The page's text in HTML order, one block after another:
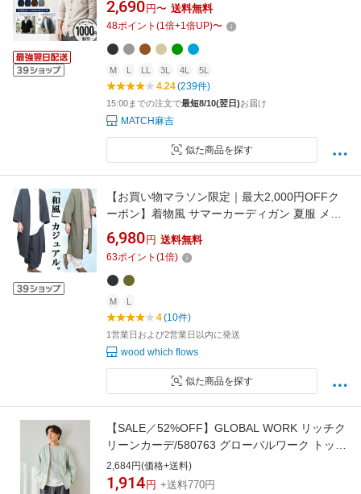
冷房対策 ニット セーター スウェット カジュア
ル レディース アウター 秋冬 秋服 冬服 黒 送料
無料
2,690 円〜 送料無料
48ポイント (1倍+1倍UP)〜
M L LL 3L 4L 5L
4.24(239件)
15:00までの注文で最短8/10(翌日)お届け
MATCH麻吉
似た商品を探す
【お買い物マラソン限定｜最大2,000円OFFク
ーポン】着物風 サマーカーディガン 夏服 メン
ズ 浴衣風サマーロングジャケット [M便 1/1] カ
ーディガン ロング丈 無地 ブラック 黒 カーキ
藍色 夏用 ロングカーディガン リネン 薄手 夏用
麻ロングジ
6,980 円 送料無料
63ポイント (1倍)
M L
4(10件)
1営業日および2営業日以内に発送
wood which flows
似た商品を探す
【SALE／52%OFF】GLOBAL WORK リッチク
リーンカーデ/580763 グローバルワーク トップ
ス カーディガン グレー グリーン ネイビー ブラ
ック
2,684円(価格+送料)
1,914 円 +送料770円